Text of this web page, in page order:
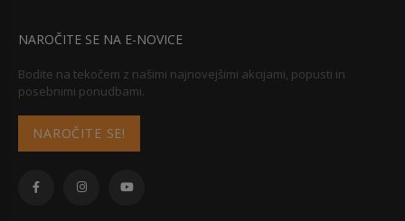
NAROČITE SE NA E-NOVICE
Bodite na tekočem z našimi najnovejšimi akcijami, popusti in
posebnimi ponudbami.
NAROČITE SE!